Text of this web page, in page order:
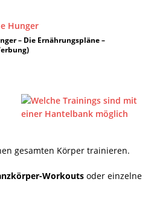
– Die Ernährungspläne –
gesamten Körper trainieren.
Workouts oder einzelne